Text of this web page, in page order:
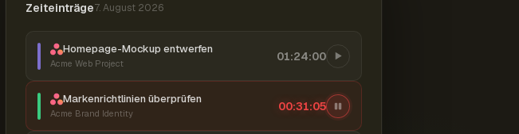
Zeiteinträge7. August 2026
Homepage-Mockup entwerfen
Acme Web Project
01:24:00
Markenrichtlinien überprüfen
Acme Brand Identity
00:31:06